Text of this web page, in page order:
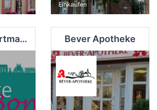
Einkaufen
Autohaus Dartmann GmbH Bever Apotheke